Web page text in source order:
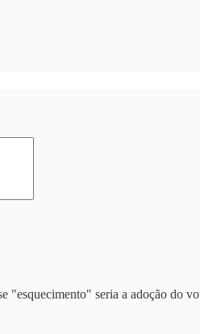
"esquecimento" seria a adoção do